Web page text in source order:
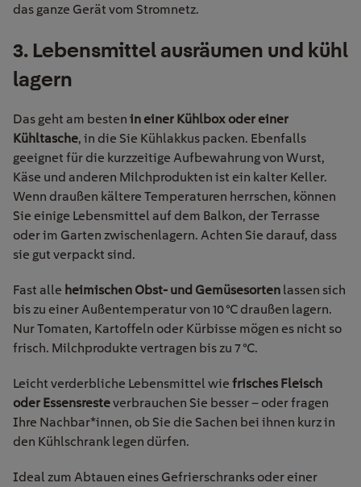
das ganze Gerät vom Stromnetz.
3. Lebensmittel ausräumen und kühl
lagern
Das geht am besten in einer Kühlbox oder einer
Kühltasche, in die Sie Kühlakkus packen. Ebenfalls
geeignet für die kurzzeitige Aufbewahrung von Wurst,
Käse und anderen Milchprodukten ist ein kalter Keller.
Wenn draußen kältere Temperaturen herrschen, können
Sie einige Lebensmittel auf dem Balkon, der Terrasse
oder im Garten zwischenlagern. Achten Sie darauf, dass
sie gut verpackt sind.
Fast alle heimischen Obst- und Gemüsesorten lassen sich
bis zu einer Außentemperatur von 10 °C draußen lagern.
Nur Tomaten, Kartoffeln oder Kürbisse mögen es nicht so
frisch. Milchprodukte vertragen bis zu 7 °C.
Leicht verderbliche Lebensmittel wie frisches Fleisch
oder Essensresteverbrauchen Sie besser – oder fragen
Ihre Nachbar*innen, ob Sie die Sachen bei ihnen kurz in
den Kühlschrank legen dürfen.
Ideal zum Abtauen eines Gefrierschranks oder einer